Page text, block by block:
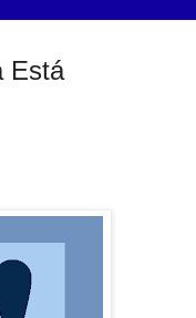
Está